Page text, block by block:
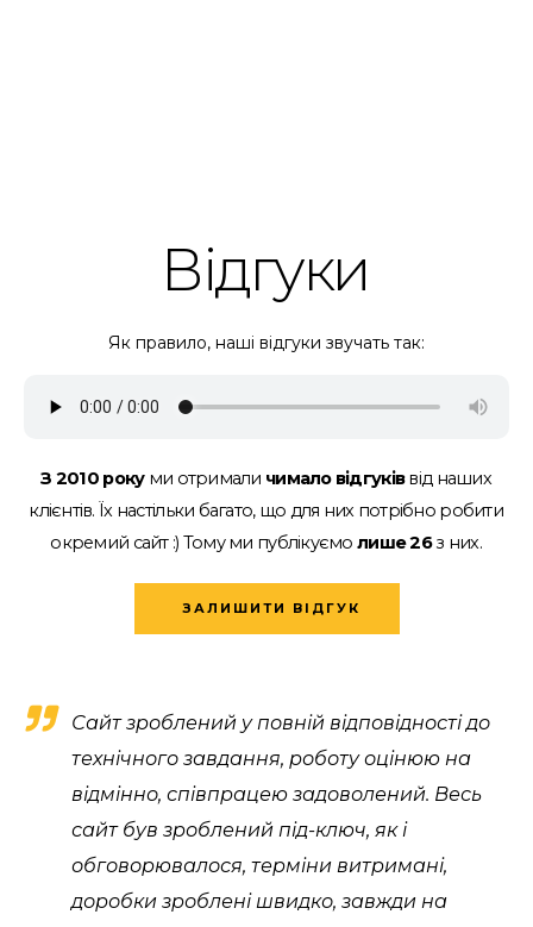
Відгуки
Як правило, наші відгуки звучать так:
З 2010 рокуми отримали чимало відгуківвід наших
клієнтів. Їх настільки багато, що для них потрібно робити
окремий сайт :) Тому ми публікуємолише 26з них.
ЗАЛИШИТИ ВІДГУК
Сайт зроблений у повній відповідності до
технічного завдання, роботу оцінюю на
відмінно, співпрацею задоволений. Весь
сайт був зроблений під-ключ, як і
обговорювалося, терміни витримані,
доробки зроблені швидко, завжди на